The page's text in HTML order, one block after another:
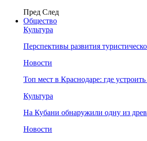
Пред След
Общество
Культура
Перспективы развития
Новости
Топ мест в Краснодаре: где
Культура
На Кубани обнаружили одну из
Новости